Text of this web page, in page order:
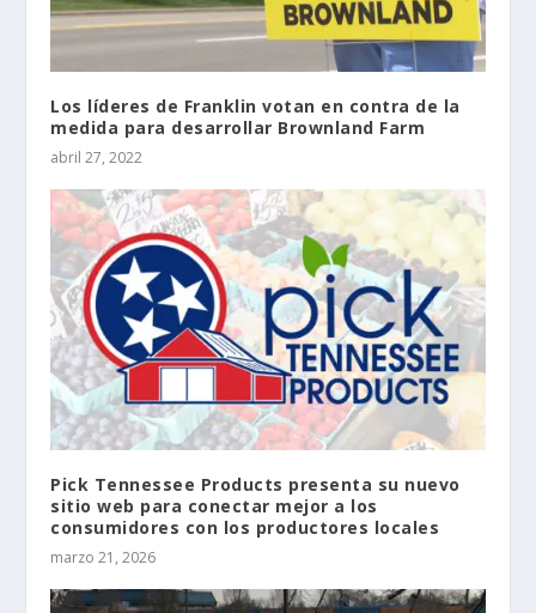
Los líderes de Franklin votan en contra de la
medida para desarrollar Brownland Farm
abril 27, 2022
Pick Tennessee Products presenta su nuevo
sitio web para conectar mejor a los
consumidores con los productores locales
marzo 21, 2026